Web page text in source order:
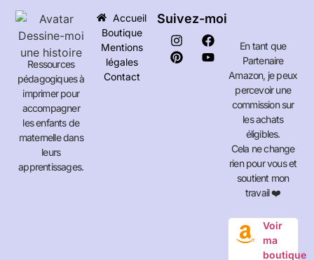
Ressources
pédagogiques à
imprimer pour
accompagner
les enfants de
maternelle dans
leurs
apprentissages.
Accueil
Boutique
Mentions
légales
Contact
Suivez-moi
En tant que
Partenaire
Amazon, je peux
percevoir une
commission sur
les achats
éligibles.
Cela ne change
rien pour vous et
soutient mon
travail ❤️
Voir
ma
boutique